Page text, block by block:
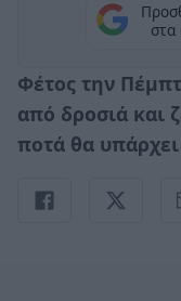
στα
Φέτος την
από δροσιά και
ποτά θα